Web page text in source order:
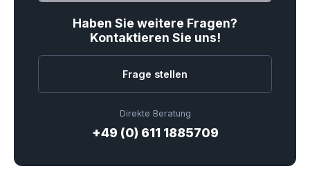
Haben Sie weitere Fragen?
Kontaktieren Sie uns!
Frage stellen
Direkte Beratung
+49 (0) 611 1885709